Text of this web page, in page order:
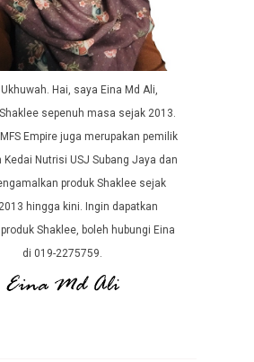
Hai, saya Eina Md Ali,
sepenuh masa sejak 2013.
Empire juga merupakan pemilik
Kedai Nutrisi USJ Subang Jaya dan
produk Shaklee sejak
hingga kini. Ingin dapatkan
Shaklee, boleh hubungi Eina
di 019-2275759.